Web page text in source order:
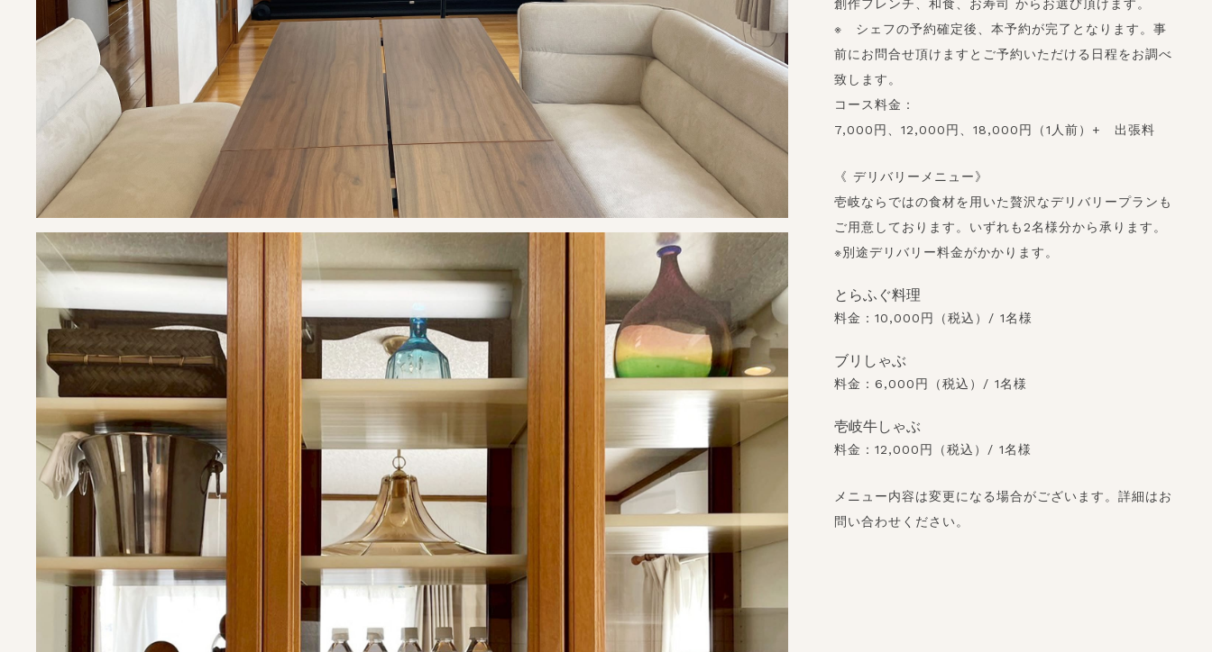
創作フレンチ、和食、お寿司 からお選び頂けます。
※ シェフの予約確定後、本予約が完了となります。事
前にお問合せ頂けますとご予約いただける日程をお調べ
致します。
コース料金：
7,000円、12,000円、18,000円（1人前）+ 出張料
《 デリバリーメニュー》
壱岐ならではの食材を用いた贅沢なデリバリープランも
ご用意しております。いずれも2名様分から承ります。
※別途デリバリー料金がかかります。
とらふぐ料理
料金：10,000円（税込）/ 1名様
ブリしゃぶ
料金：6,000円（税込）/ 1名様
壱岐牛しゃぶ
料金：12,000円（税込）/ 1名様
メニュー内容は変更になる場合がございます。詳細はお
問い合わせください。